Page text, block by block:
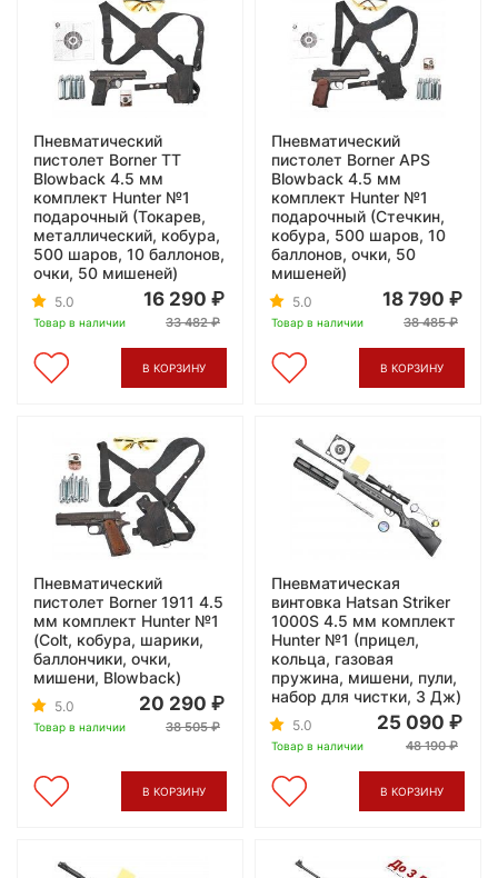
Пневматический
пистолет Borner TT
Blowback 4.5 мм
комплект Hunter №1
подарочный (Токарев,
металлический, кобура,
500 шаров, 10 баллонов,
очки, 50 мишеней)
5.0
Товар в наличии
16 290
33 482
В КОРЗИНУ
Пневматический
пистолет Borner APS
Blowback 4.5 мм
комплект Hunter №1
подарочный (Стечкин,
кобура, 500 шаров, 10
баллонов, очки, 50
мишеней)
5.0
Товар в наличии
18 790
38 485
В КОРЗИНУ
Пневматический
пистолет Borner 1911 4.5
мм комплект Hunter №1
(Colt, кобура, шарики,
баллончики, очки,
мишени, Blowback)
5.0
Товар в наличии
20 290
38 505
В КОРЗИНУ
Пневматическая
винтовка Hatsan Striker
1000S 4.5 мм комплект
Hunter №1 (прицел,
кольца, газовая
пружина, мишени, пули,
набор для чистки, 3 Дж)
5.0
Товар в наличии
25 090
48 190
В КОРЗИНУ